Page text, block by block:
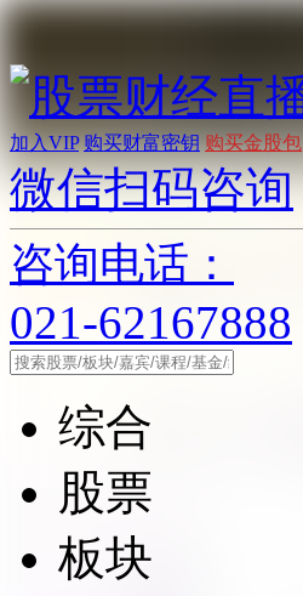
加入VIP 购买财富密钥 购买金股包
微信扫码咨询
咨询电话：
021-62167888
综合
股票
板块